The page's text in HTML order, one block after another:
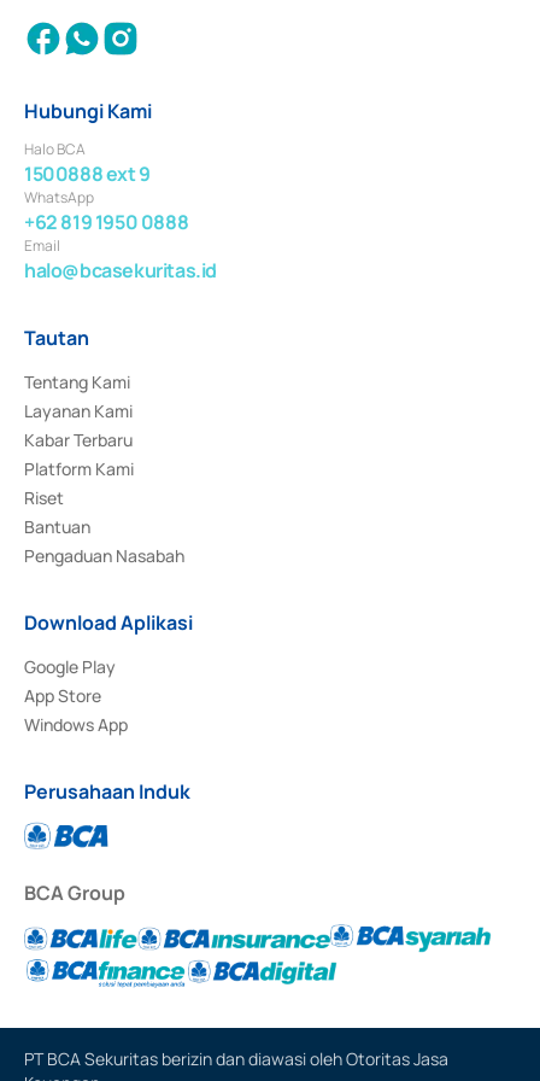
Hubungi Kami
Halo BCA
1500888 ext 9
WhatsApp
+62 819 1950 0888
Email
halo@bcasekuritas.id
Tautan
Tentang Kami
Layanan Kami
Kabar Terbaru
Platform Kami
Riset
Bantuan
Pengaduan Nasabah
Download Aplikasi
Google Play
App Store
Windows App
Perusahaan Induk
BCA Group
PT BCA Sekuritas berizin dan diawasi oleh Otoritas Jasa